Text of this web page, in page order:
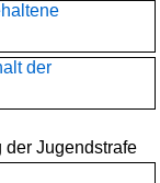
der
der Jugendstrafe